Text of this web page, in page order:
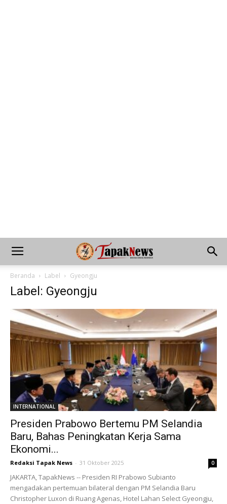
Beranda Label Gyeongju
Label: Gyeongju
INTERNATIONAL
Presiden Prabowo Bertemu PM Selandia
Baru, Bahas Peningkatan Kerja Sama
Ekonomi...
Redaksi Tapak News - 31 Oktober 2025 0
JAKARTA, TapakNews -- Presiden RI Prabowo Subianto
mengadakan pertemuan bilateral dengan PM Selandia Baru
Christopher Luxon di Ruang Agenas, Hotel Lahan Select Gyeongju,